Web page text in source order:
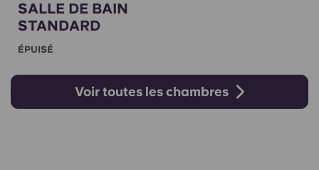
SALLE DE BAIN
STANDARD
ÉPUISÉ
Voir toutes les chambres